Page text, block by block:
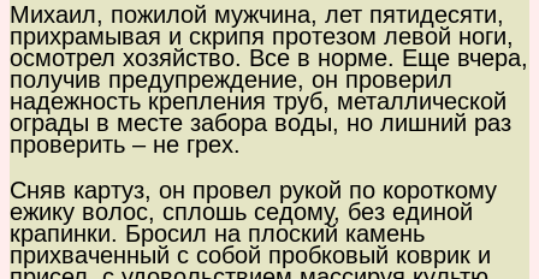
Михаил, пожилой мужчина, лет пятидесяти,
прихрамывая и скрипя протезом левой ноги,
осмотрел хозяйство. Все в норме. Еще вчера,
получив предупреждение, он проверил
надежность крепления труб, металлической
ограды в месте забора воды, но лишний раз
проверить – не грех.
Сняв картуз, он провел рукой по короткому
ежику волос, сплошь седому, без единой
крапинки. Бросил на плоский камень
прихваченный с собой пробковый коврик и